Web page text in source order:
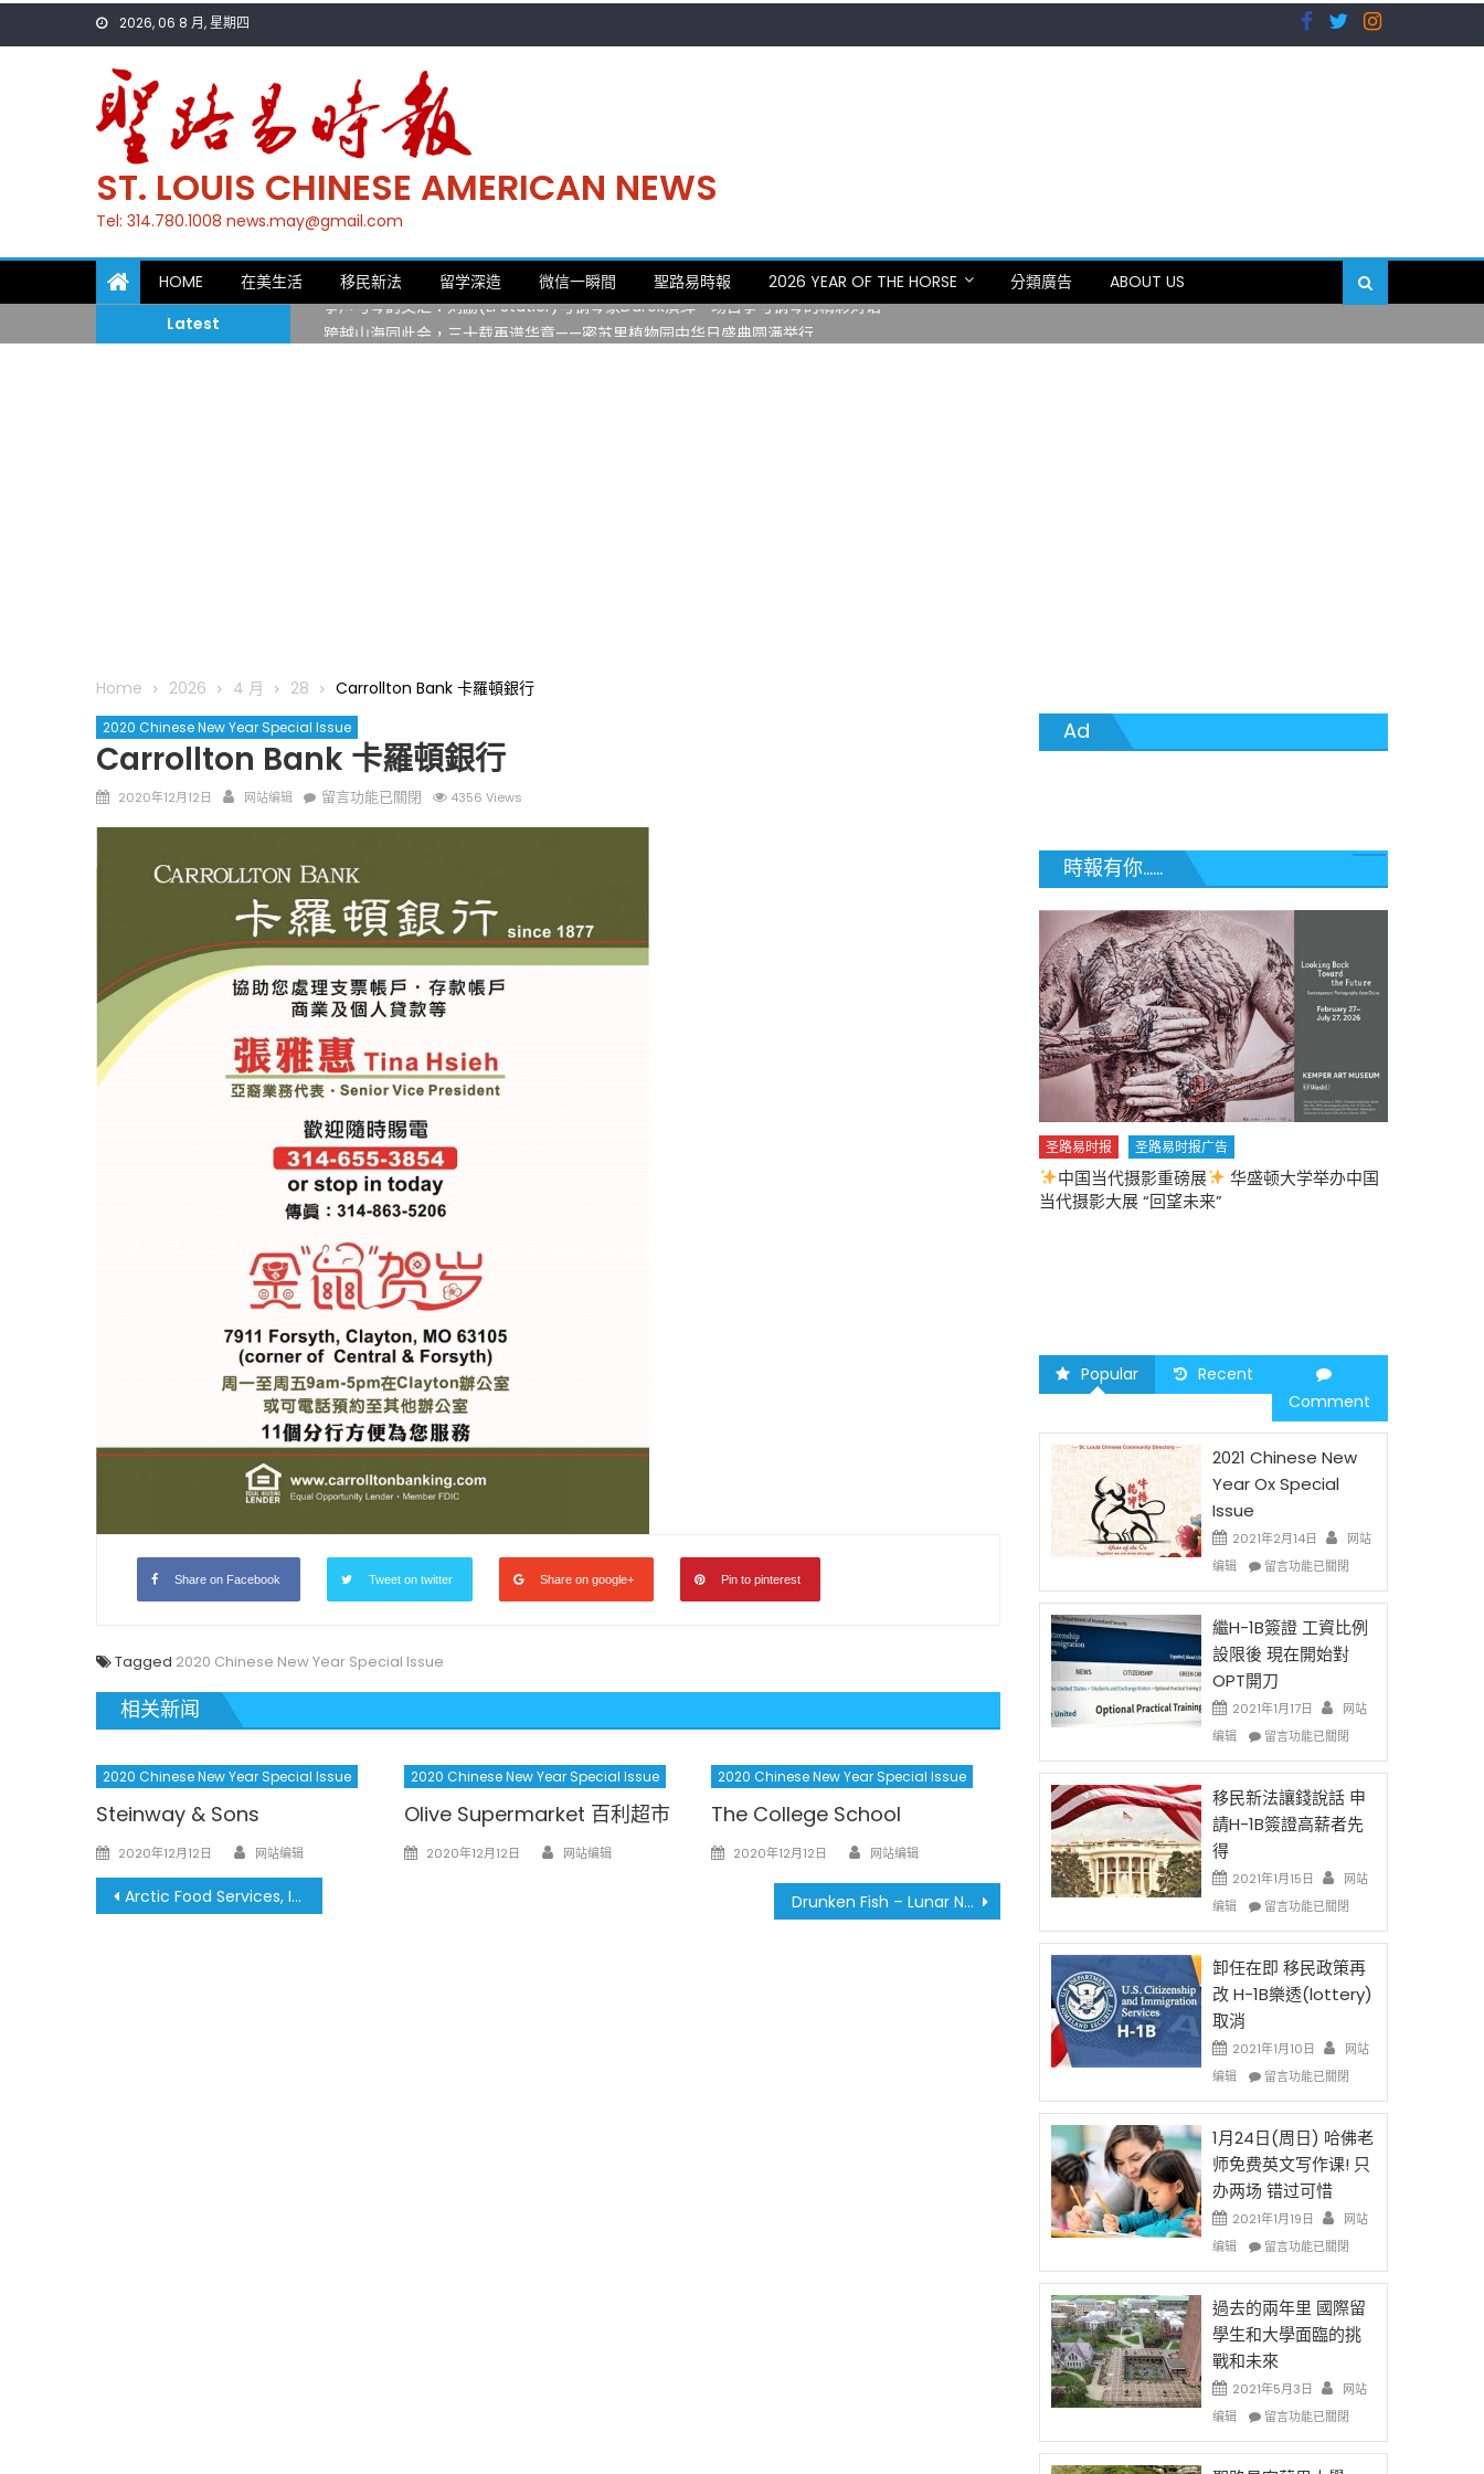
2026, 06 8 月, 星期四
ST. LOUIS CHINESE AMERICAN NEWS
Tel: 314.780.1008 news.may@gmail.com
HOME 在美生活 移民新法 留学深造 微信一瞬間 聖路易時報 2026 YEAR OF THE HORSE 分類廣告
ABOUT US
Latest
一晃三十年，初夏又相逢。中华日，等你来赴约 —— 密苏里植物园“中华日三十周年特别报道（五）
筝声与琴韵交汇：刘励(Li Statler)与钢琴家Darek演绎一场古筝与钢琴的精彩对话
跨越山海同此会，三十载再谱华章——密苏里植物园中华日盛典圆满举行
Home 2026 4 月 28 Carrollton Bank 卡羅頓銀行
2020 Chinese New Year Special Issue
Carrollton Bank 卡羅頓銀行
Posted
2020年12月12日 Author
网站编辑
在
卡
羅
頓
銀
行〉
中
留言功能已關閉 4356 Views
Share on Facebook Tweet on twitter Share on google+ Pin to pinterest
Tagged 2020 Chinese New Year Special Issue
相关新闻
2020 Chinese New Year Special Issue
Steinway & Sons
Posted
on
2020年12月12日 Author
网站编辑
2020 Chinese New Year Special Issue
Olive Supermarket 百利超市
Posted
2020年12月12日 Author
网站编辑
2020 Chinese New Year Special Issue
The College School
Posted
2020年12月12日 Author
网站编辑
文Arctic Food Services, Inc. 新長城海鮮公司 Drunken Fish – Lunar New Year Party 2020
Ad
時報有你......
圣路易时报 圣路易时报广告
免费健康检查 无需预约 免费赠送血压计供符合
9点至中午 Grace UM Church
圣路易时报 圣路易时报广告
中国当代摄影重磅展
华盛顿大学举办中国
当代摄影大展 “回望未来”
Popular
Recent
Comment
2021 Chinese New
Year Ox Special
Issue
2021年2月14日
网站
编辑
在
Chinese
New
Year
Ox
Special
Issue〉
中
留言功能已關閉
繼H-1B簽證 工資比例
設限後 現在開始對
OPT開刀
2021年1月17日
网站
编辑
在
H-
1B
簽
證
資
比
設
限
後
現
開
始
對
OPT
開
刀〉
中
留言功能已關閉
移民新法讓錢說話 申
請H-1B簽證高薪者先
得
2021年1月15日
网站
编辑
在
民
新
法
讓
說
話
請
H-
1B
簽
證
高
薪
者
先
得〉
中
留言功能已關閉
卸任在即 移民政策再
改 H-1B樂透(lottery)
取消
2021年1月10日
网站
编辑
在
任
在
即
移
民
政
策
改
H-
1B
樂
透
(lottery)
取
消〉
中
留言功能已關閉
1月24日(周日) 哈佛老
师免费英文写作课! 只
办两场 错过可惜
2021年1月19日
网站
编辑
在
月
24
日
(周
日)
哈
佛
师
留言功能已關閉
過去的兩年里 國際留
學生和大學面臨的挑
戰和未來
2021年5月3日
网站
编辑
在
去
留言功能已關閉